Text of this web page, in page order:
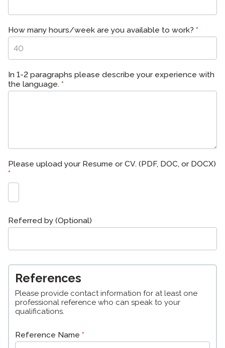
How many hours/week are you available to work? *
In 1-2 paragraphs please describe your experience with
the language. *
Please upload your Resume or CV. (PDF, DOC, or DOCX)
*
Referred by (Optional)
References
Please provide contact information for at least one
professional reference who can speak to your
qualifications.
Reference Name *